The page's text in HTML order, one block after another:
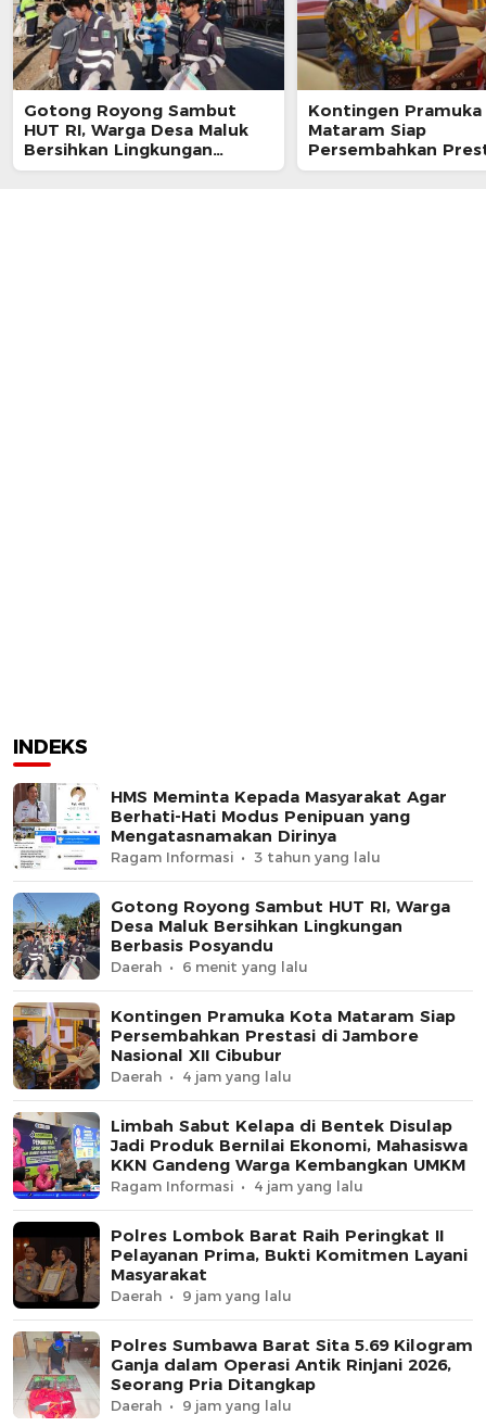
Gotong Royong Sambut
HUT RI, Warga Desa Maluk
Bersihkan Lingkungan
Berbasis Posyandu
Kontingen
Mataram Siap
Persembahkan
Jambore Nasional
INDEKS
HMS Meminta Kepada Masyarakat Agar
Berhati-Hati Modus Penipuan yang
Mengatasnamakan Dirinya
Ragam Informasi 3 tahun yang lalu
Gotong Royong Sambut HUT RI, Warga
Desa Maluk Bersihkan Lingkungan
Berbasis Posyandu
Daerah 6 menit yang lalu
Kontingen Pramuka Kota Mataram Siap
Persembahkan Prestasi di Jambore
Nasional XII Cibubur
Daerah 4 jam yang lalu
Limbah Sabut Kelapa di Bentek Disulap
Jadi Produk Bernilai Ekonomi, Mahasiswa
KKN Gandeng Warga Kembangkan UMKM
Ragam Informasi 4 jam yang lalu
Polres Lombok Barat Raih Peringkat II
Pelayanan Prima, Bukti Komitmen Layani
Masyarakat
Daerah 9 jam yang lalu
Polres Sumbawa Barat Sita 5.69 Kilogram
Ganja dalam Operasi Antik Rinjani 2026,
Seorang Pria Ditangkap
Daerah 9 jam yang lalu